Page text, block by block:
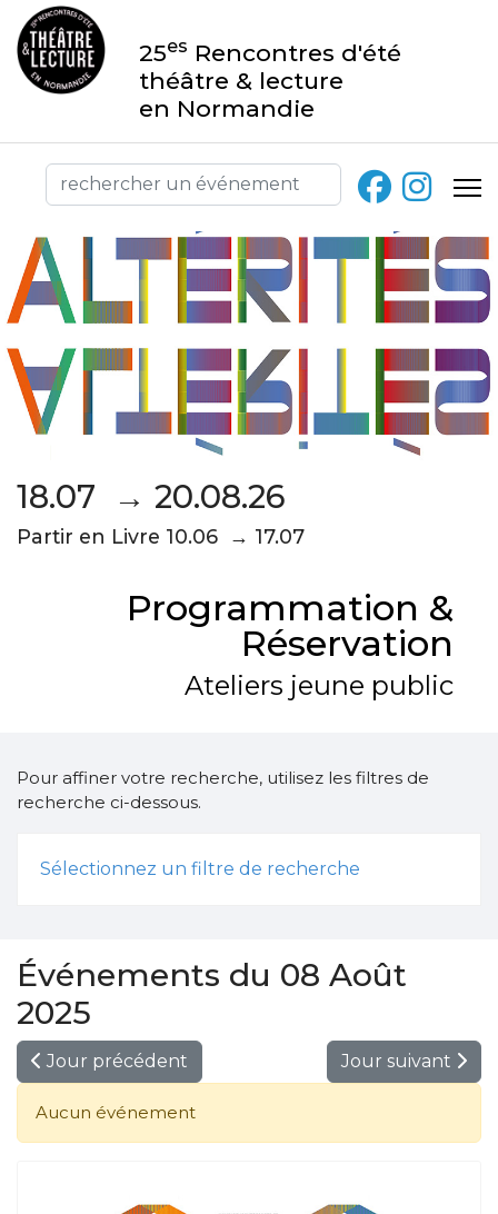
25es Rencontres d'été
théâtre & lecture
en Normandie
18.07 → 20.08.26
Partir en Livre 10.06 → 17.07
Programmation &
Réservation
Ateliers jeune public
Pour affiner votre recherche, utilisez les filtres de
recherche ci-dessous.
Sélectionnez un filtre de recherche
Événements du 08 Août
2025
Jour précédent Jour suivant
Aucun événement